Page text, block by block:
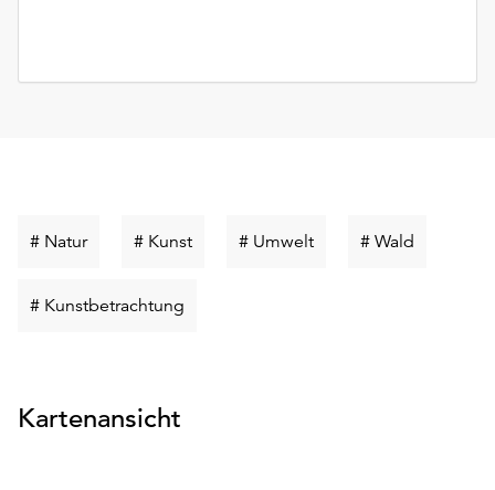
# NaturSchlüsselwort
# KunstSchlüsselwort
# UmweltSchlüsselwort
# Wald
# Kunstbetrachtung
Kartenansicht